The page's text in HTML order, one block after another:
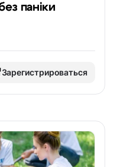
паніки
Зарегистрироваться